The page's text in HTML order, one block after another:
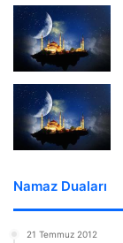
Namaz Duaları
21 Temmuz 2012